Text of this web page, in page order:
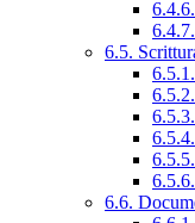
6.5.
6.6.